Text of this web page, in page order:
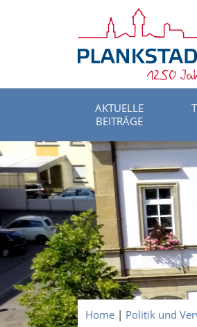
AKTUELLE
BEITRÄGE
Home | Politik und